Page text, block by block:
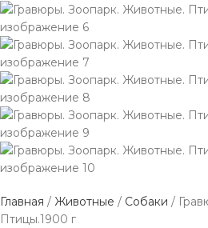
Главная Животные Собаки
Птицы.1900 г